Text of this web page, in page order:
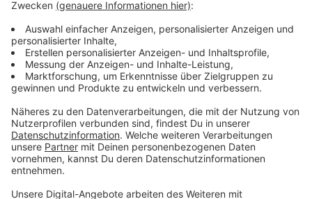
Anzeige
Die Single "Take This Heart", die in London in
diese Themen wider. "Wir haben mehrere Songs
geschrieben, die von der Zeit handeln, über die ich im
Buch erzähle", erklärt Garvey. "Take This Heart"
beschreibt die Beziehung zu einer Person und die